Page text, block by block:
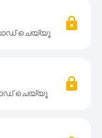
ചെയ്യൂ
ചെയ്യൂ